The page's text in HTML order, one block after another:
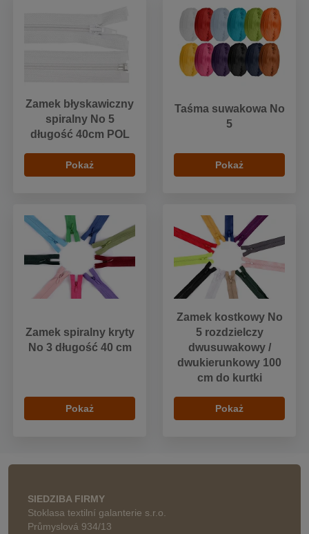
Zamek błyskawiczny
spiralny No 5
długość 40cm POL
Pokaż
Taśma suwakowa No
5
Pokaż
Zamek spiralny kryty
No 3 długość 40 cm
Pokaż
Zamek kostkowy No
5 rozdzielczy
dwusuwakowy /
dwukierunkowy 100
cm do kurtki
Pokaż
SIEDZIBA FIRMY
Stoklasa textilní galanterie s.r.o.
Průmyslová 934/13